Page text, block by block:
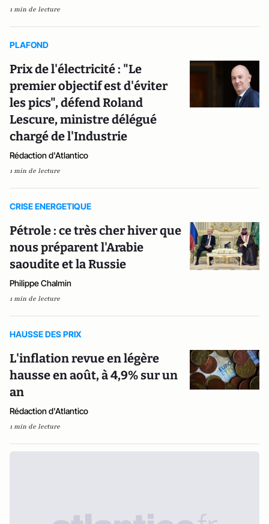
1 min de lecture
PLAFOND
Prix de l'électricité : "Le
premier objectif est d'éviter
les pics", défend Roland
Lescure, ministre délégué
chargé de l'Industrie
Rédaction d'Atlantico
1 min de lecture
CRISE ENERGETIQUE
Pétrole : ce très cher hiver que
nous préparent l'Arabie
saoudite et la Russie
Philippe Chalmin
1 min de lecture
HAUSSE DES PRIX
L'inflation revue en légère
hausse en août, à 4,9% sur un
an
Rédaction d'Atlantico
1 min de lecture